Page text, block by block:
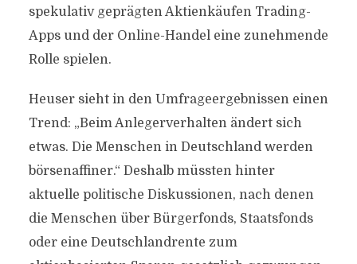
spekulativ geprägten Aktienkäufen Trading-
Apps und der Online-Handel eine zunehmende
Rolle spielen.
Heuser sieht in den Umfrageergebnissen einen
Trend: „Beim Anlegerverhalten ändert sich
etwas. Die Menschen in Deutschland werden
börsenaffiner.“ Deshalb müssten hinter
aktuelle politische Diskussionen, nach denen
die Menschen über Bürgerfonds, Staatsfonds
oder eine Deutschlandrente zum